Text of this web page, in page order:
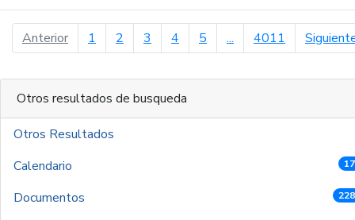
Anteriorpágina anterior
1 2 3 4 5 ... 4011
Otros resultados de busqueda
Otros Resultados
Calendario
Documentos